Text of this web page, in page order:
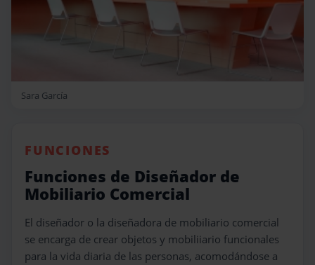
Sara García
FUNCIONES
Funciones de Diseñador de
Mobiliario Comercial
El diseñador o la diseñadora de mobiliario comercial
se encarga de crear objetos y mobiliiario funcionales
para la vida diaria de las personas, acomodándose a